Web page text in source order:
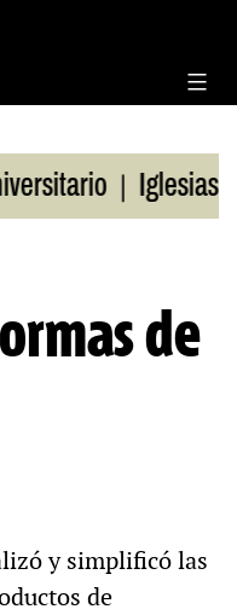
| Iglesias y
de
y simplificó las
de